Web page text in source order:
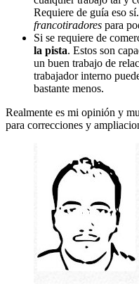
Requiere de guía eso
francotiradores para
Si se requiere de
la pista. Estos son
un buen trabajo de
trabajador interno
bastante menos.
Realmente es mi opinión y
para correcciones y